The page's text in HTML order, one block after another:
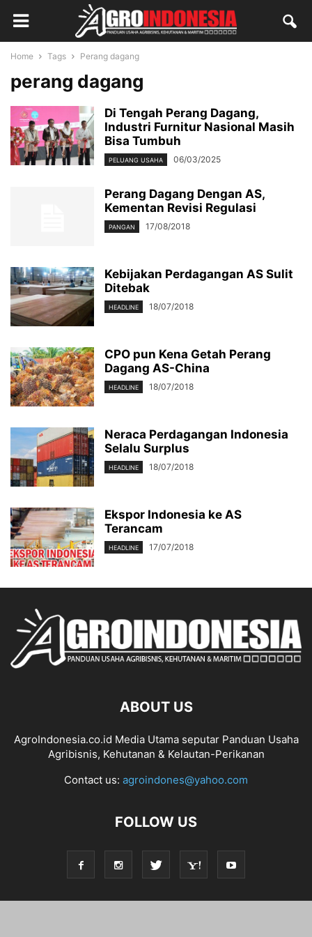
Home Tags Perang dagang
perang dagang
Di Tengah Perang Dagang,
Industri Furnitur Nasional Masih
Bisa Tumbuh
PELUANG USAHA 06/03/2025
Perang Dagang Dengan AS,
Kementan Revisi Regulasi
PANGAN 17/08/2018
Kebijakan Perdagangan AS Sulit
Ditebak
HEADLINE 18/07/2018
CPO pun Kena Getah Perang
Dagang AS-China
HEADLINE 18/07/2018
Neraca Perdagangan Indonesia
Selalu Surplus
HEADLINE 18/07/2018
Ekspor Indonesia ke AS
Terancam
HEADLINE 17/07/2018
ABOUT US
AgroIndonesia.co.id Media Utama seputar Panduan Usaha
Agribisnis, Kehutanan & Kelautan-Perikanan
Contact us: agroindones@yahoo.com
FOLLOW US